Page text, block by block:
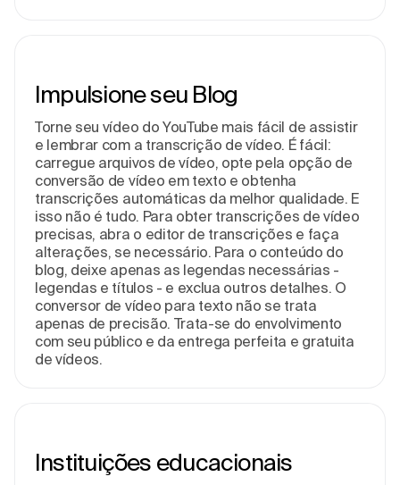
Impulsione seu Blog
Torne seu vídeo do YouTube mais fácil de assistir
e lembrar com a transcrição de vídeo. É fácil:
carregue arquivos de vídeo, opte pela opção de
conversão de vídeo em texto e obtenha
transcrições automáticas da melhor qualidade. E
isso não é tudo. Para obter transcrições de vídeo
precisas, abra o editor de transcrições e faça
alterações, se necessário. Para o conteúdo do
blog, deixe apenas as legendas necessárias -
legendas e títulos - e exclua outros detalhes. O
conversor de vídeo para texto não se trata
apenas de precisão. Trata-se do envolvimento
com seu público e da entrega perfeita e gratuita
de vídeos.
Instituições educacionais